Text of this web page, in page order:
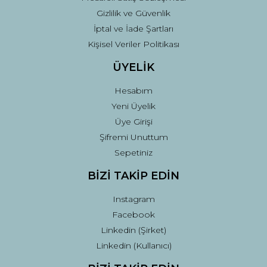
Gizlilik ve Güvenlik
İptal ve İade Şartları
Kişisel Veriler Politikası
ÜYELİK
Hesabım
Yeni Üyelik
Üye Girişi
Şifremi Unuttum
Sepetiniz
BİZİ TAKİP EDİN
Instagram
Facebook
Linkedin (Şirket)
Linkedin (Kullanıcı)